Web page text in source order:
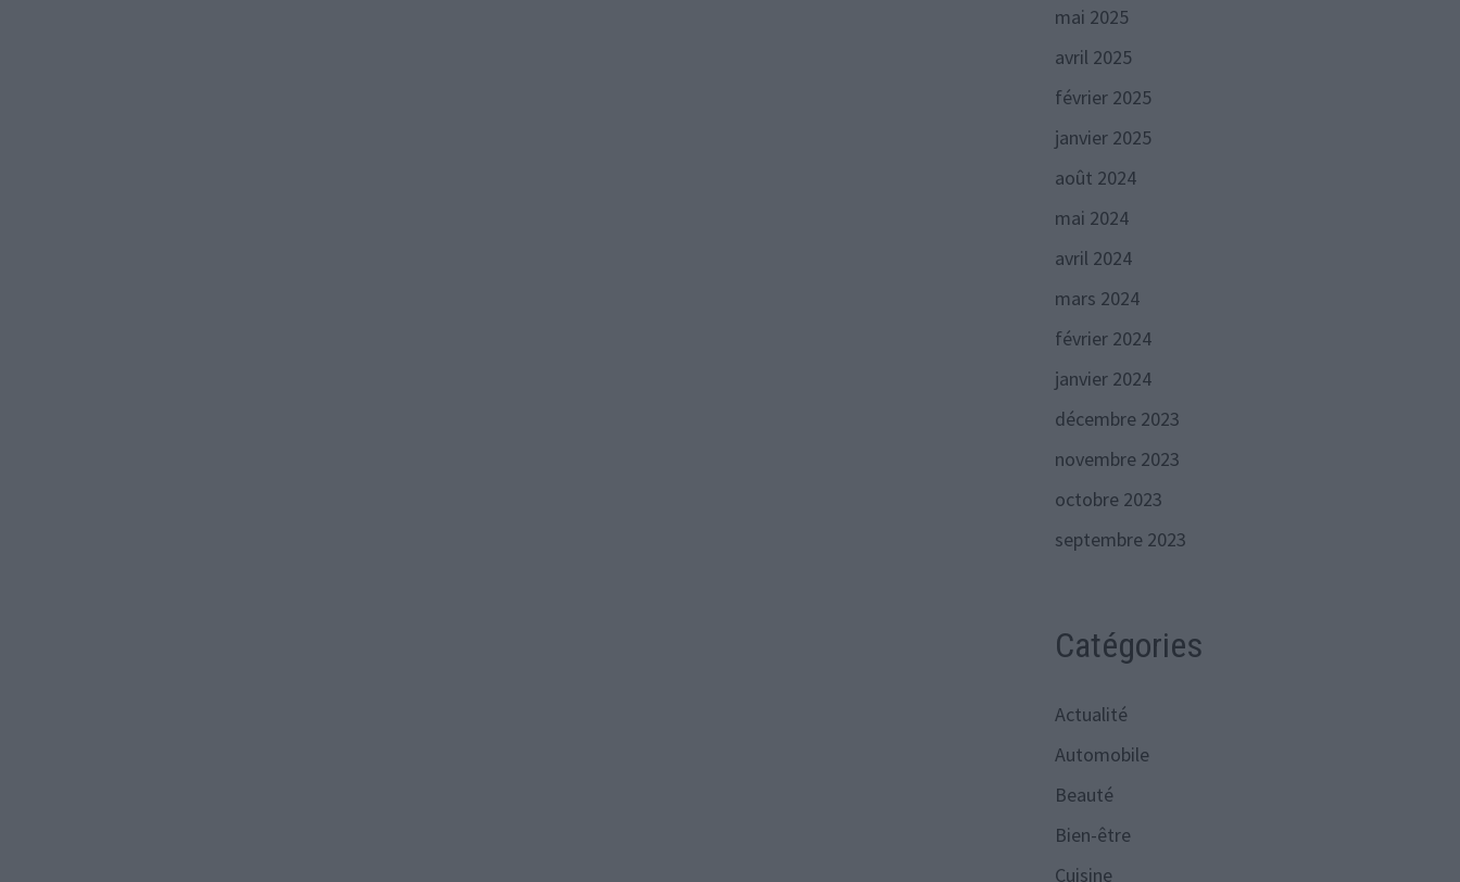
mai 2025
avril 2025
février 2025
janvier 2025
août 2024
mai 2024
avril 2024
mars 2024
février 2024
janvier 2024
décembre 2023
novembre 2023
octobre 2023
septembre 2023
Catégories
Actualité
Automobile
Beauté
Bien-être
Cuisine